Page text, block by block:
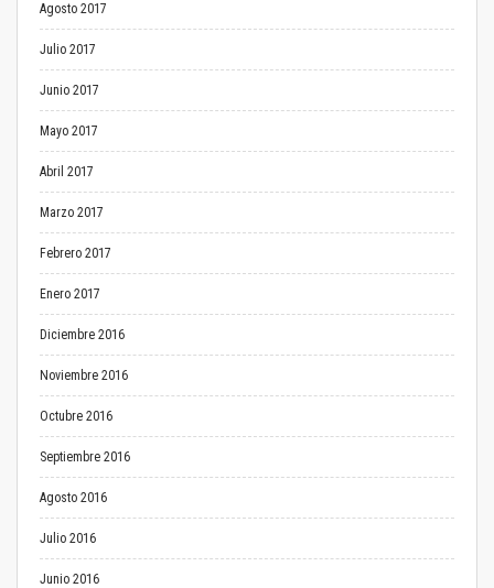
Agosto 2017
Julio 2017
Junio 2017
Mayo 2017
Abril 2017
Marzo 2017
Febrero 2017
Enero 2017
Diciembre 2016
Noviembre 2016
Octubre 2016
Septiembre 2016
Agosto 2016
Julio 2016
Junio 2016